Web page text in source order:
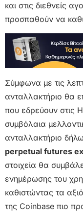
και στις διεθνείς
προσπαθούν να
Σύμφωνα με τις
ανταλλακτήριο θα
που εδρεύουν στις
συμβόλαια
ανταλλακτήριο
perpetual futures
στοιχεία θα
ενημέρωσης του
καθιστώντας τα
της Coinbase πιο